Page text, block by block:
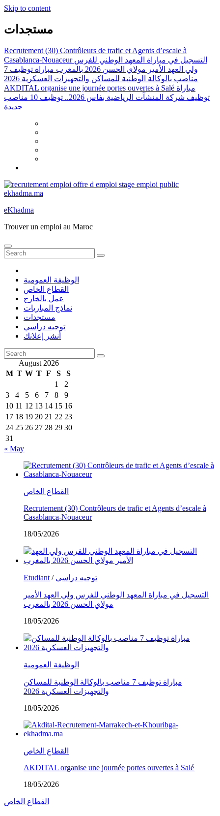
Skip to content
مستجدات
Recrutement (30) Contrôleurs de trafic et Agents d’escale à
Casablanca-Nouaceur التسجيل في مباراة المعهد الوطني للفرس
ولي العهد الأمير مولاي الحسن 2026 بالمغرب
مباراة توظيف 7
مناصب بالوكالة الوطنية للمساكن والتجهيزات العسكرية 2026
AKDITAL organise une journée portes ouvertes à Salé مباراة
توظيف شركة المنشآت الرياضية بفاس 2026.. توظيف 10 مناصب
جديدة
eKhadma
Trouver un emploi au Maroc
الوظيفة العمومية
القطاع الخاص
عمل بالخارج
نماذج المباريات
مستجدات
توجيه دراسي
أنشر إعلانك
August 2026
M T W T F S
S
1
2
3
4 5 6 7 8
9
10 11 12 13 14 15 16
17 18 19 20 21 22 23
24 25 26 27 28 29 30
31
« May
القطاع الخاص
Recrutement (30) Contrôleurs de trafic et Agents d’escale à
Casablanca-Nouaceur
18/05/2026
Etudiant / توجيه دراسي
التسجيل في مباراة المعهد الوطني للفرس ولي العهد الأمير
مولاي الحسن 2026 بالمغرب
18/05/2026
الوظيفة العمومية
مباراة توظيف 7 مناصب بالوكالة الوطنية للمساكن
والتجهيزات العسكرية 2026
18/05/2026
القطاع الخاص
AKDITAL organise une journée portes ouvertes à Salé
18/05/2026
القطاع الخاص